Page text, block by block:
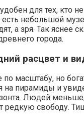
для тех, кто
небольшой
а зря. Так яснее
города.
расцвет и
масштабу, но
на пирамиды и
Людей
редкую свободу.